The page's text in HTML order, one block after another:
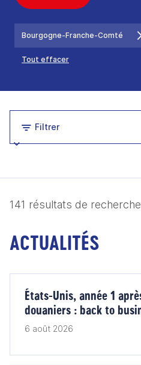
Bourgogne-Franche-Comté
Tout effacer
Filtrer
141 résultats de recherche
ACTUALITÉS
États-Unis, année 1
douaniers : back to
vins et les produits
6 août 2026